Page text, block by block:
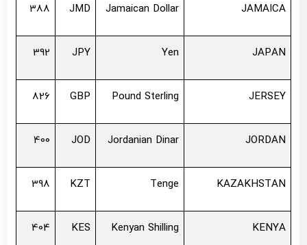
JAMAICA
Jamaican Dollar
JMD
388
JAPAN
Yen
JPY
392
JERSEY
Pound Sterling
GBP
826
JORDAN
Jordanian Dinar
JOD
400
KAZAKHSTAN
Tenge
KZT
398
KENYA
Kenyan Shilling
KES
404